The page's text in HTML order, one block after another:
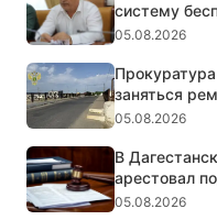
систему
топл...
05.08.2026
заняться
Кизил...
05.08.2026
В
арестовал
крупном...
05.08.2026